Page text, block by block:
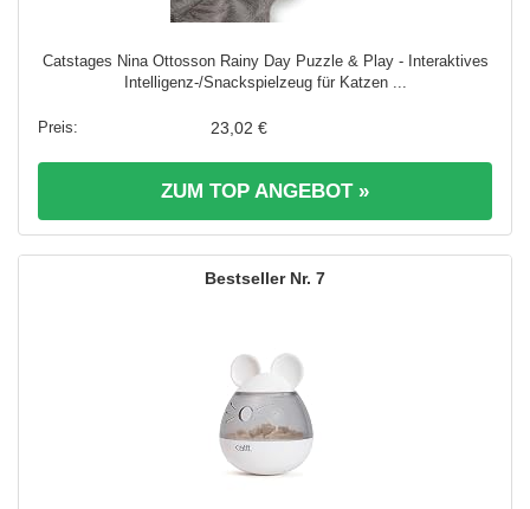
Catstages Nina Ottosson Rainy Day Puzzle & Play - Interaktives
Intelligenz-/Snackspielzeug für Katzen ...
23,02 €
ZUM TOP ANGEBOT »
7